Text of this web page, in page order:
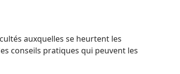
auxquelles se heurtent les
conseils pratiques qui peuvent les